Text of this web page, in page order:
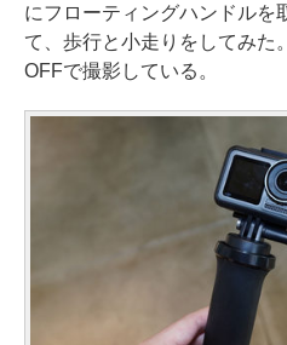
にフローティングハンドルを
て、歩行と小走りをしてみた
OFFで撮影している。